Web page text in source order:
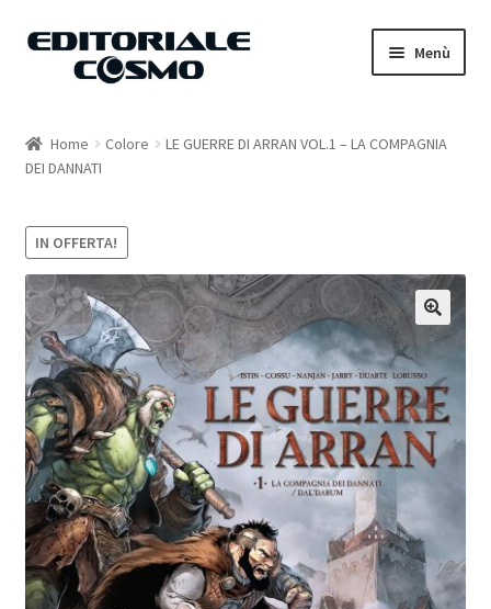
Vai
Vai
Menù
Catalogo
Carrello
Il mio account
Home Colore
LE GUERRE DI ARRAN VOL.1 – LA COMPAGNIA
DEI DANNATI
IN OFFERTA!